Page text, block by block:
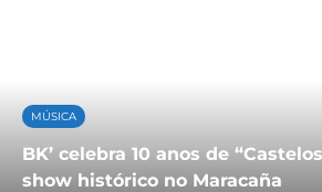
MÚSICA
BK’ celebra 10 anos de
show histórico no Maracaña